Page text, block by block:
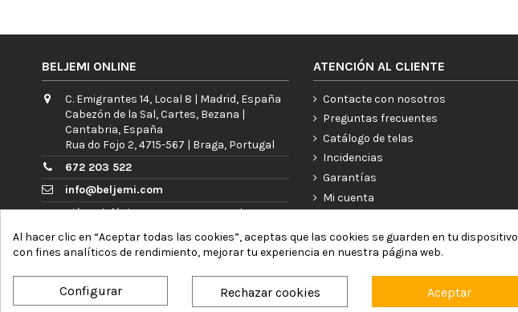
BELJEMI ONLINE
C. Emigrantes 14, Local 8 | Madrid, España
Cabezón de la Sal, Cartes, Bezana |
Cantabria, España
Rua do Fojo 2, 4715-567 | Braga, Portugal
672 203 522
info@beljemi.com
Atención telefónica: L a V 09:00 - 15:30h
ATENCIÓN AL CLIENTE
Contacte con nosotros
Preguntas frecuentes
Catálogo de telas
Incidencias
Garantías
Mi cuenta
Al hacer clic en “Aceptar todas las cookies”, aceptas que las cookies se guarden en tu dispositivo
con fines analíticos de rendimiento, mejorar tu experiencia en nuestra página web.
Aceptar
Rechazar cookies
Configurar